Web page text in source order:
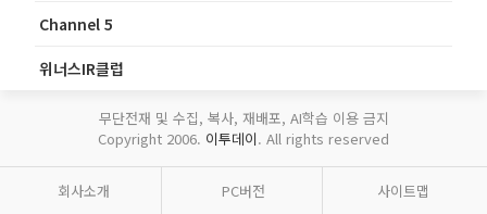
Channel 5
위너스IR클럽
무단전재 및 수집, 복사, 재배포, AI학습 이용 금지
Copyright 2006. 이투데이. All rights reserved
회사소개 PC버전 사이트맵